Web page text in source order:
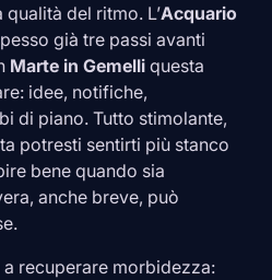
del ritmo. L’Acquario
già tre passi avanti
Marte in Gemelli questa
idee, notifiche,
di piano. Tutto stimolante,
potresti sentirti più stanco
bene quando sia
anche breve, può
a recuperare morbidezza: